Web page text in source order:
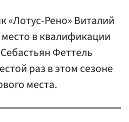
«Лотус-Рено» Виталий
в квалификации
Феттель
раз в этом сезоне
места.